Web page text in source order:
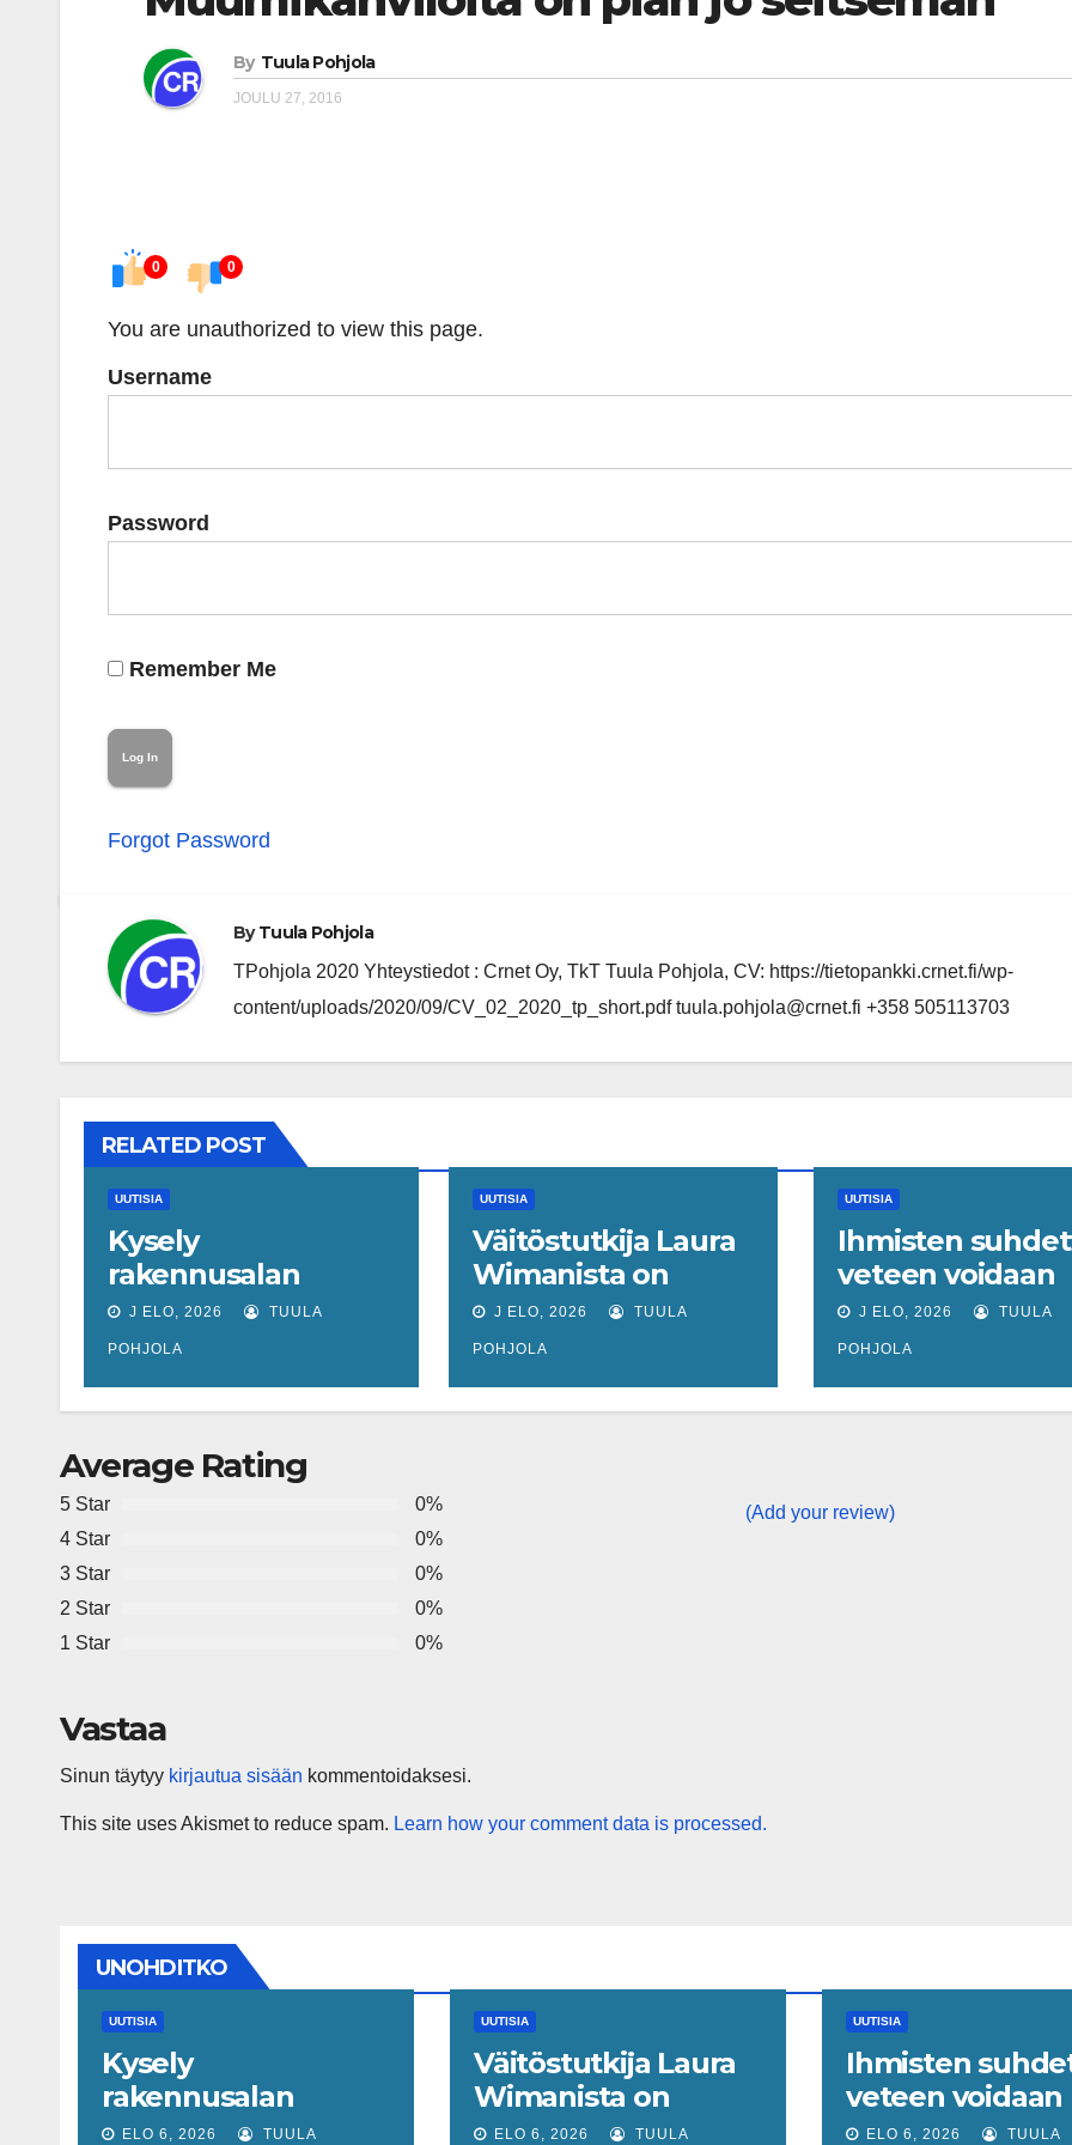
By Tuula Pohjola
JOULU 27, 2016
0 0
You are unauthorized to view this page.
Username
Password
Remember Me
Forgot Password
ByTuula Pohjola
TPohjola 2020 Yhteystiedot : Crnet Oy, TkT Tuula Pohjola, CV: https://tietopankki.crnet.fi/wp-
content/uploads/2020/09/CV_02_2020_tp_short.pdf tuula.pohjola@crnet.fi +358 505113703
RELATED POST
UUTISIA
Kysely
rakennusalan
työvoimatilanteesta:
44 prosenttia on
muutoksen
J ELO, 2026 TUULA
POHJOLA
UUTISIA
Väitöstutkija Laura
Wimanista on
muitakin keinoja
pelastaa hyvin­
talouskasvu
J ELO, 2026 TUULA
POHJOLA
UUTISIA
Ihmisten
veteen voidaan
ymmärtää
tajun käsitteen
J ELO, 2026 TUULA
POHJOLA
Average Rating
5 Star
0%
4 Star
0%
3 Star
0%
2 Star
0%
1 Star
0%
(Add your review)
Vastaa
Sinun täytyy kirjautua sisään kommentoidaksesi.
This site uses Akismet to reduce spam. Learn how your comment data is processed.
UNOHDITKO
UUTISIA
Kysely
rakennusalan
työvoimatilanteesta:
ELO 6, 2026 TUULA
UUTISIA
Väitöstutkija Laura
Wimanista on
muitakin keinoja
ELO 6, 2026 TUULA
UUTISIA
Ihmisten
veteen voidaan
ymmärtää
ELO 6, 2026 TUULA